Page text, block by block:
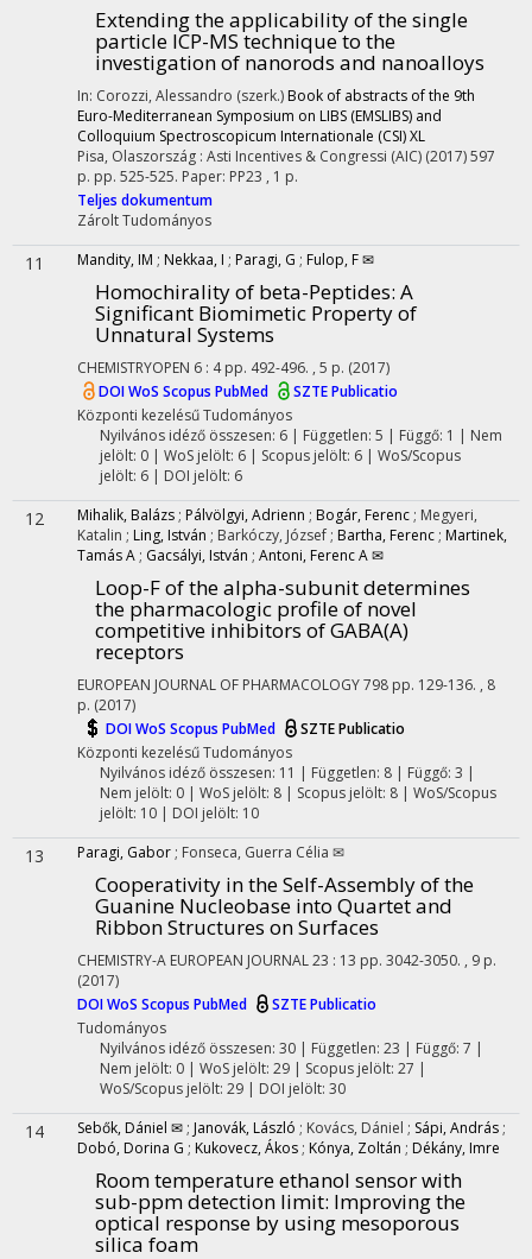
Extending the applicability of the single
particle ICP-MS technique to the
investigation of nanorods and nanoalloys
In: Corozzi, Alessandro (szerk.) Book of abstracts of the 9th
Euro-Mediterranean Symposium on LIBS (EMSLIBS) and
Colloquium Spectroscopicum Internationale (CSI) XL
Pisa, Olaszország : Asti Incentives & Congressi (AIC) (2017)597
p. pp. 525-525. Paper: PP23 , 1 p.
Teljes dokumentum
ZároltTudományos
11 Mandity, IM ; Nekkaa, I ; Paragi, G ; Fulop, F ✉
Homochirality of beta-Peptides: A
Significant Biomimetic Property of
Unnatural Systems
CHEMISTRYOPEN 6 : 4 pp. 492-496. , 5 p. (2017)
DOIWoS Scopus PubMed
SZTE Publicatio
Központi kezelésűTudományos
Nyilvános idéző összesen: 6| Független: 5 | Függő: 1 | Nem
jelölt: 0 | WoS jelölt: 6 | Scopus jelölt: 6 | WoS/Scopus
jelölt: 6 | DOI jelölt: 6
12 Mihalik, Balázs ; Pálvölgyi, Adrienn ; Bogár, Ferenc ; Megyeri,
Katalin ; Ling, István ; Barkóczy, József ; Bartha, Ferenc ; Martinek,
Tamás A ; Gacsályi, István ; Antoni, Ferenc A ✉
Loop-F of the alpha-subunit determines
the pharmacologic profile of novel
competitive inhibitors of GABA(A)
receptors
EUROPEAN JOURNAL OF PHARMACOLOGY798 pp. 129-136. , 8
p. (2017)
DOIWoS Scopus PubMed
SZTE Publicatio
Központi kezelésűTudományos
Nyilvános idéző összesen: 11 | Független: 8 | Függő: 3 |
Nem jelölt: 0 | WoS jelölt: 8 | Scopus jelölt: 8 | WoS/Scopus
jelölt: 10 | DOI jelölt: 10
13 Paragi, Gabor ; Fonseca, Guerra Célia ✉
Cooperativity in the Self-Assembly of the
Guanine Nucleobase into Quartet and
Ribbon Structures on Surfaces
CHEMISTRY-A EUROPEAN JOURNAL23 : 13 pp. 3042-3050. , 9 p.
(2017)
DOIWoS Scopus PubMed
SZTE Publicatio
Tudományos
Nyilvános idéző összesen: 30| Független: 23 | Függő: 7 |
Nem jelölt: 0 | WoS jelölt: 29 | Scopus jelölt: 27 |
WoS/Scopus jelölt: 29 | DOI jelölt: 30
14 Sebők, Dániel ✉ ; Janovák, László ; Kovács, Dániel ; Sápi, András ;
Dobó, Dorina G ; Kukovecz, Ákos ; Kónya, Zoltán ; Dékány, Imre
Room temperature ethanol sensor with
sub-ppm detection limit: Improving the
optical response by using mesoporous
silica foam